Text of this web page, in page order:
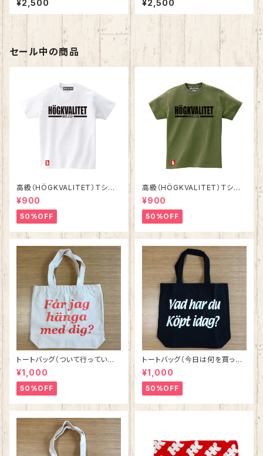
¥2,500 ¥2,500
セール中の商品
高級（HÖGKVALITET）Ｔシャ
ツ ホワイト
¥900
50%OFF
高級（HÖGKVALITET）Ｔシャ
ツ オリーブ
¥900
50%OFF
トートバッグ（ついて行ってい
い？） ナチュラルxサーモンピン
ク
¥1,000
50%OFF
トートバッグ（今日は何を買った
の？） ブラックxホワイト
¥1,000
50%OFF